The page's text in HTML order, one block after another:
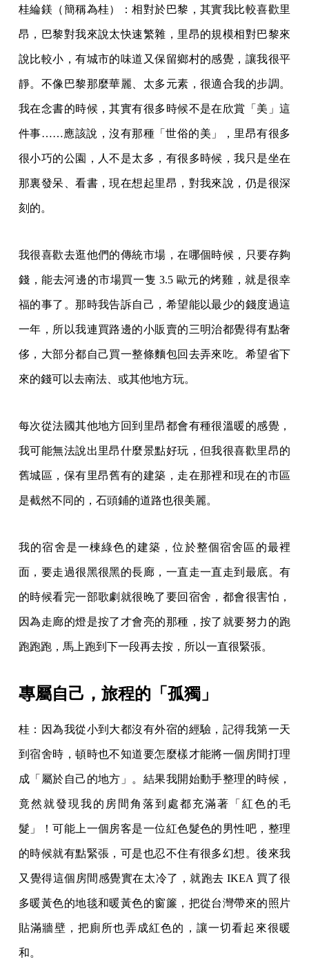
桂綸鎂（簡稱為桂）：相對於巴黎，其實我比較喜歡里
昂，巴黎對我來說太快速繁雜，里昂的規模相對巴黎來
說比較小，有城市的味道又保留鄉村的感覺，讓我很平
靜。不像巴黎那麼華麗、太多元素，很適合我的步調。
我在念書的時候，其實有很多時候不是在欣賞「美」這
件事……應該說，沒有那種「世俗的美」，里昂有很多
很小巧的公園，人不是太多，有很多時候，我只是坐在
那裏發呆、看書，現在想起里昂，對我來說，仍是很深
刻的。
我很喜歡去逛他們的傳統市場，在哪個時候，只要存夠
錢，能去河邊的市場買一隻 3.5 歐元的烤雞，就是很幸
福的事了。那時我告訴自己，希望能以最少的錢度過這
一年，所以我連買路邊的小販賣的三明治都覺得有點奢
侈，大部分都自己買一整條麵包回去弄來吃。希望省下
來的錢可以去南法、或其他地方玩。
每次從法國其他地方回到里昂都會有種很溫暖的感覺，
我可能無法說出里昂什麼景點好玩，但我很喜歡里昂的
舊城區，保有里昂舊有的建築，走在那裡和現在的市區
是截然不同的，石頭鋪的道路也很美麗。
我的宿舍是一棟綠色的建築，位於整個宿舍區的最裡
面，要走過很黑很黑的長廊，一直走一直走到最底。有
的時候看完一部歌劇就很晚了要回宿舍，都會很害怕，
因為走廊的燈是按了才會亮的那種，按了就要努力的跑
跑跑跑，馬上跑到下一段再去按，所以一直很緊張。
專屬自己，旅程的「孤獨」
桂：因為我從小到大都沒有外宿的經驗，記得我第一天
到宿舍時，頓時也不知道要怎麼樣才能將一個房間打理
成「屬於自己的地方」。結果我開始動手整理的時候，
竟然就發現我的房間角落到處都充滿著「紅色的毛
髮」！可能上一個房客是一位紅色髮色的男性吧，整理
的時候就有點緊張，可是也忍不住有很多幻想。後來我
又覺得這個房間感覺實在太冷了，就跑去 IKEA 買了很
多暖黃色的地毯和暖黃色的窗簾，把從台灣帶來的照片
貼滿牆壁，把廁所也弄成紅色的，讓一切看起來很暖
和。